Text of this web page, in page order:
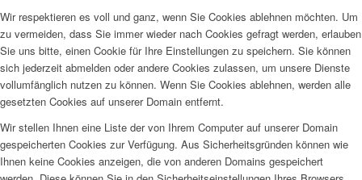
Wir respektieren es voll und ganz, wenn Sie Cookies ablehnen möchten. Um
zu vermeiden, dass Sie immer wieder nach Cookies gefragt werden, erlauben
Sie uns bitte, einen Cookie für Ihre Einstellungen zu speichern. Sie können
sich jederzeit abmelden oder andere Cookies zulassen, um unsere Dienste
vollumfänglich nutzen zu können. Wenn Sie Cookies ablehnen, werden alle
gesetzten Cookies auf unserer Domain entfernt.
Wir stellen Ihnen eine Liste der von Ihrem Computer auf unserer Domain
gespeicherten Cookies zur Verfügung. Aus Sicherheitsgründen können wie
Ihnen keine Cookies anzeigen, die von anderen Domains gespeichert